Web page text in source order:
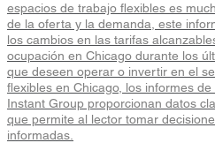
espacios de trabajo flexibles es
de la oferta y la demanda, este
los cambios en las tarifas
ocupación en Chicago durante los
que deseen operar o invertir en el
flexibles en Chicago, los informes
Instant Group proporcionan datos
que permite al lector tomar
informadas.